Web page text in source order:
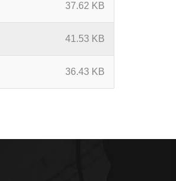
37.62 KB
41.53 KB
36.43 KB